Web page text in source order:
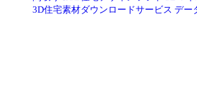
3D住宅素材ダウンロードサービス デー